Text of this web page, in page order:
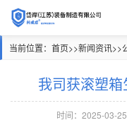
当前位置： 首页>>新闻资讯>>
我司获滚塑
时间：2025-03-